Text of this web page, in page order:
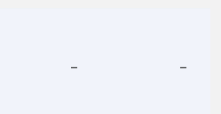
- -